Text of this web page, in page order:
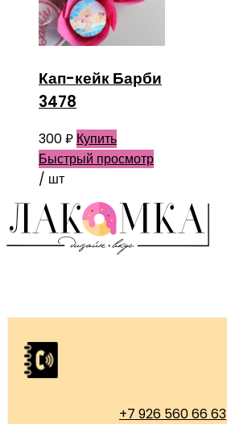
Кап-кейк Барби
3478
300₽ Купить
Быстрый просмотр
/ шт
+7 926 560 66 63